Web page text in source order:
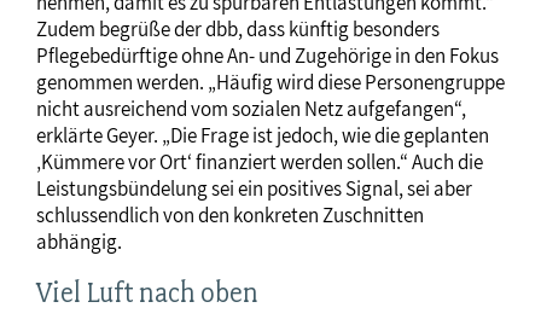
Zudem begrüße der dbb, dass künftig besonders
Pflegebedürftige ohne An- und Zugehörige in den Fokus
genommen werden. „Häufig wird diese Personengruppe
nicht ausreichend vom sozialen Netz aufgefangen“,
erklärte Geyer. „Die Frage ist jedoch, wie die geplanten
‚Kümmere vor Ort‘ finanziert werden sollen.“ Auch die
Leistungsbündelung sei ein positives Signal, sei aber
schlussendlich von den konkreten Zuschnitten
abhängig.
Viel Luft nach oben